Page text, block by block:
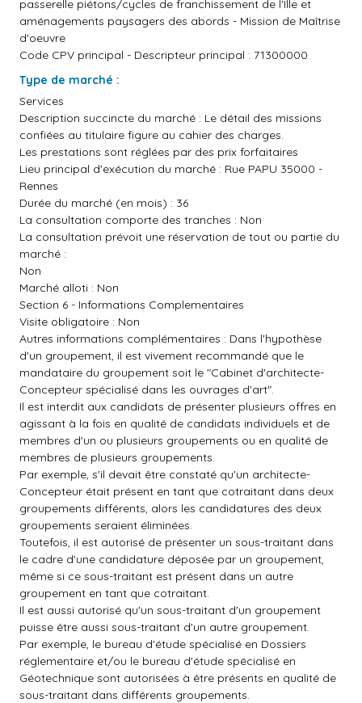
passerelle piétons/cycles de franchissement de l'Ille et
aménagements paysagers des abords - Mission de Maîtrise
d'oeuvre
Code CPV principal - Descripteur principal : 71300000
Type de marché :
Services
Description succincte du marché : Le détail des missions
confiées au titulaire figure au cahier des charges.
Les prestations sont réglées par des prix forfaitaires
Lieu principal d'exécution du marché : Rue PAPU 35000 -
Rennes
Durée du marché (en mois) : 36
La consultation comporte des tranches : Non
La consultation prévoit une réservation de tout ou partie du
marché :
Non
Marché alloti : Non
Section 6 - Informations Complementaires
Visite obligatoire : Non
Autres informations complémentaires : Dans l'hypothèse
d'un groupement, il est vivement recommandé que le
mandataire du groupement soit le "Cabinet d'architecte-
Concepteur spécialisé dans les ouvrages d'art".
Il est interdit aux candidats de présenter plusieurs offres en
agissant à la fois en qualité de candidats individuels et de
membres d'un ou plusieurs groupements ou en qualité de
membres de plusieurs groupements.
Par exemple, s'il devait être constaté qu'un architecte-
Concepteur était présent en tant que cotraitant dans deux
groupements différents, alors les candidatures des deux
groupements seraient éliminées.
Toutefois, il est autorisé de présenter un sous-traitant dans
le cadre d'une candidature déposée par un groupement,
même si ce sous-traitant est présent dans un autre
groupement en tant que cotraitant.
Il est aussi autorisé qu'un sous-traitant d'un groupement
puisse être aussi sous-traitant d'un autre groupement.
Par exemple, le bureau d'étude spécialisé en Dossiers
réglementaire et/ou le bureau d'étude spécialisé en
Géotechnique sont autorisées à être présents en qualité de
sous-traitant dans différents groupements.